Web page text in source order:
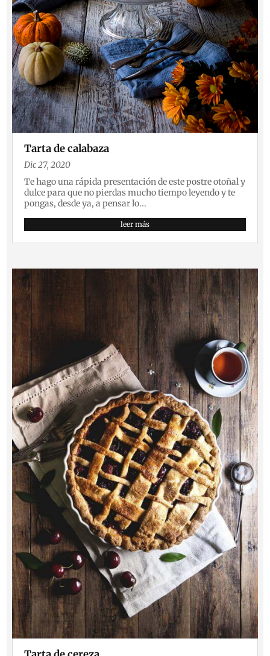
Tarta de calabaza
Dic 27, 2020
Te hago una rápida presentación de este postre otoñal y
dulce para que no pierdas mucho tiempo leyendo y te
pongas, desde ya, a pensar lo...
leer más